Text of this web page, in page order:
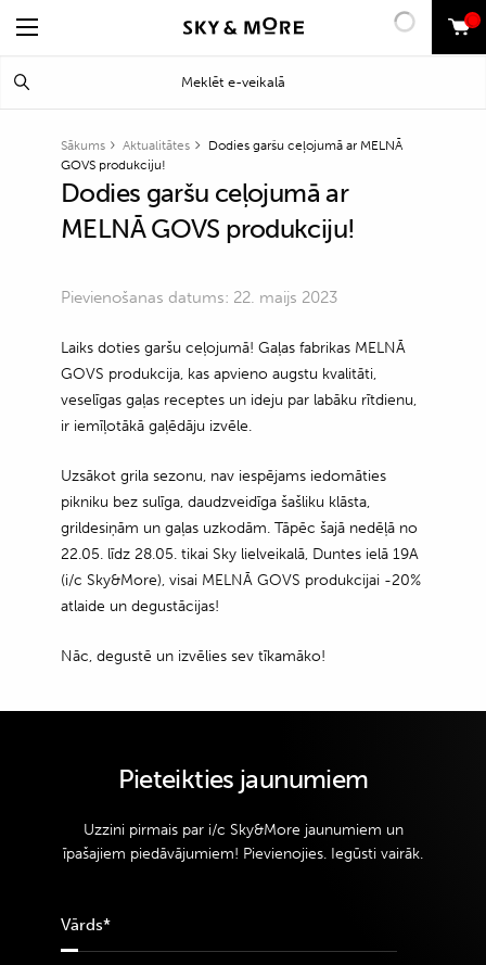
0
Sākums Aktualitātes
Dodies garšu ceļojumā ar MELNĀ
GOVS produkciju!
Dodies garšu ceļojumā ar
MELNĀ GOVS produkciju!
Pievienošanas datums: 22. maijs 2023
Laiks doties garšu ceļojumā! Gaļas fabrikas MELNĀ
GOVS produkcija, kas apvieno augstu kvalitāti,
veselīgas gaļas receptes un ideju par labāku rītdienu,
ir iemīļotākā gaļēdāju izvēle.
Uzsākot grila sezonu, nav iespējams iedomāties
pikniku bez sulīga, daudzveidīga šašliku klāsta,
grildesiņām un gaļas uzkodām. Tāpēc šajā nedēļā no
22.05. līdz 28.05. tikai Sky lielveikalā, Duntes ielā 19A
(i/c Sky&More), visai MELNĀ GOVS produkcijai -20%
atlaide un degustācijas!
Nāc, degustē un izvēlies sev tīkamāko!
Pieteikties jaunumiem
Uzzini pirmais par i/c Sky&More jaunumiem un
īpašajiem piedāvājumiem! Pievienojies. Iegūsti vairāk.